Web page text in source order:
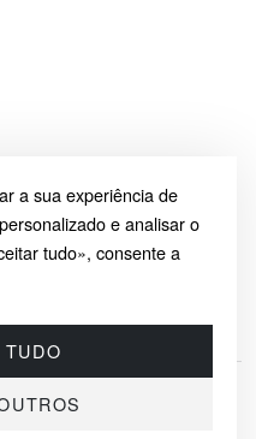
a sua experiência de
e analisar o
tudo», consente a
– 16:00 (UTC+2)